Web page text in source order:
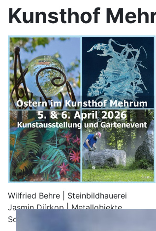
Kunsthof
Wilfried Behre | Steinbildhauerei
Jasmin Dürkop | Metallobjekte
Schirin Fatemi | Malerei und Radierung